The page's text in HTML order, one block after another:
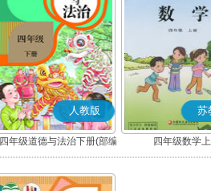
人教版
四年级道德与法治下册(部编
版)
苏
四年级数学